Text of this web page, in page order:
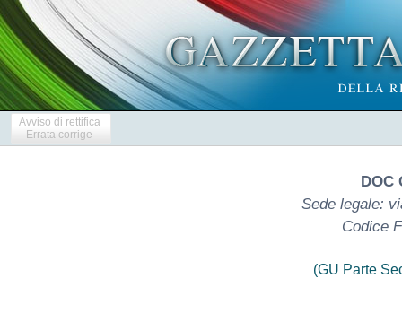
Avviso di rettifica
Errata corrige
DOC
Sede legale:
Codice
(GU Parte